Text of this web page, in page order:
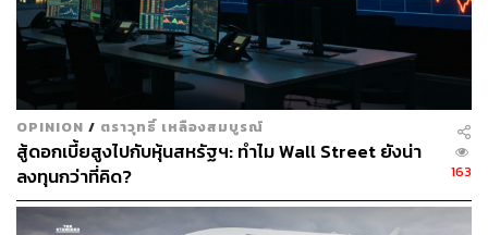
ภาพประกอบ:พิชามญชุ์ วรรณสาร
OPINION / ตราวุทธิ์ เหลืองสมบูรณ์
สู้ดอกเบี้ยสูงไปกับหุ้นสหรัฐฯ: ทำไม Wall Street ยังน่า
ลงทุนกว่าที่คิด?
163